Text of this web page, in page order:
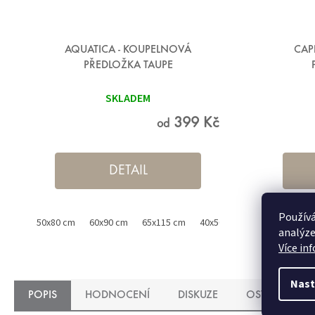
Více
AQUATICA - KOUPELNOVÁ
PŘEDLOŽKA TAUPE
SKLADEM
od 399 Kč
DETAIL
50x80 cm 60x90 cm 65x115 cm 40x50 cm 50x80 cm
POPIS HODNOCENÍ DISKUZE OSTATNÍ